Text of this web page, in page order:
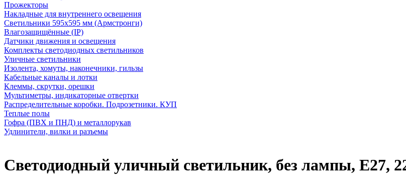
Прожекторы
Накладные для внутреннего освещения
Светильники 595х595 мм (Армстронги)
Влагозащищённые (IP)
Датчики движения и освещения
Комплекты светодиодных светильников
Уличные светильники
Изолента, хомуты, наконечники, гильзы
Кабельные каналы и лотки
Клеммы, скрутки, орешки
Мультиметры, индикаторные отвертки
Распределительные коробки. Подрозетники. КУП
Теплые полы
Гофра (ПВХ и ПНД) и металлорукав
Удлинители, вилки и разъемы
Светодиодный уличный светильник, без лампы, E27,